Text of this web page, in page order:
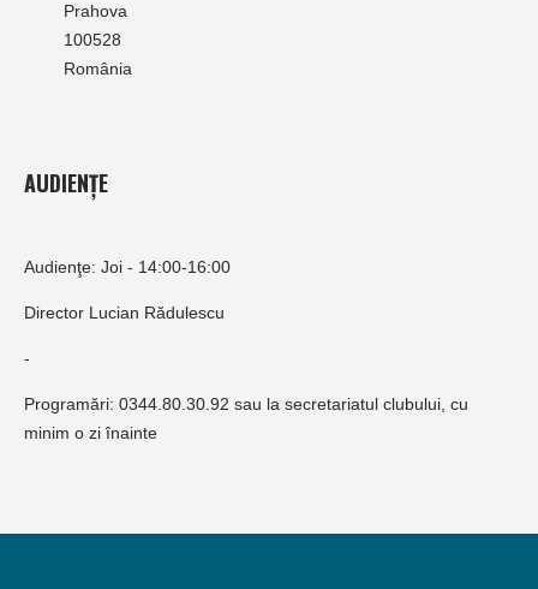
Prahova
100528
România
AUDIENȚE
Audienţe: Joi - 14:00-16:00
Director Lucian Rădulescu
-
Programări: 0344.80.30.92 sau la secretariatul clubului, cu
minim o zi înainte